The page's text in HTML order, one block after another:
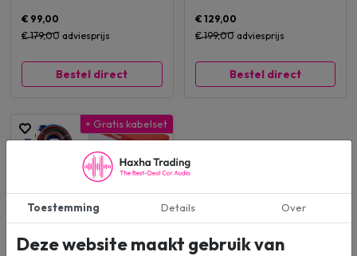
€ 99,00
€ 179,00 adviesprijs
Bestel direct
€ 129,00
€ 199,00adviesprijs
Bestel direct
+ Gratis kabelset
VIBE PULSEC8A-V0 (OT)
Actieve subwoofer
Toestemming Details Over
Deze website maakt gebruik van